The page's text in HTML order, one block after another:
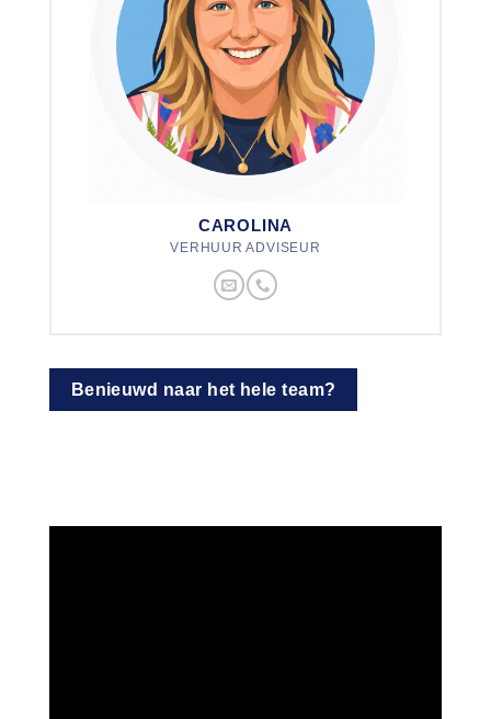
CAROLINA
VERHUUR ADVISEUR
Benieuwd naar het hele team?